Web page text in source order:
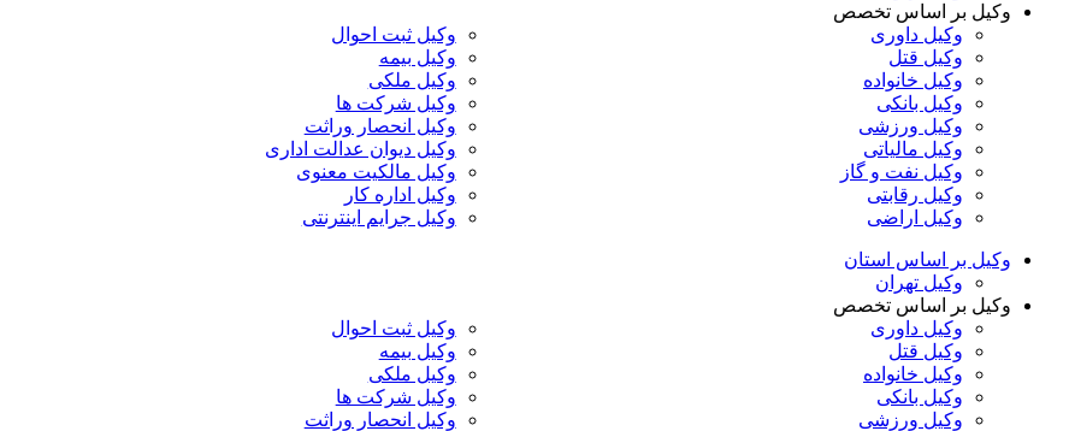
وکیل بر اساس تخصص
وکیل داوری
وکیل قتل
وکیل خانواده
وکیل بانکی
وکیل ورزشی
وکیل مالیاتی
وکیل نفت و گاز
وکیل رقابتی
وکیل اراضی
وکیل ثبت احوال
وکیل بیمه
وکیل ملکی
وکیل شرکت ها
وکیل انحصار وراثت
وکیل دیوان عدالت اداری
وکیل مالکیت معنوی
وکیل اداره کار
وکیل جرایم اینترنتی
وکیل بر اساس استان
وکیل تهران
وکیل بر اساس تخصص
وکیل داوری
وکیل قتل
وکیل خانواده
وکیل بانکی
وکیل ورزشی
وکیل ثبت احوال
وکیل بیمه
وکیل ملکی
وکیل شرکت ها
وکیل انحصار وراثت